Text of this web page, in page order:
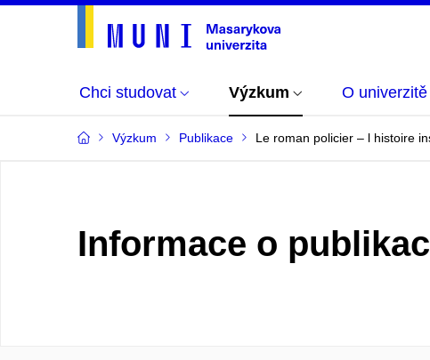
Chci studovat Výzkum O univerzitě
Výzkum Publikace Le roman policier – l histoire
Informace o